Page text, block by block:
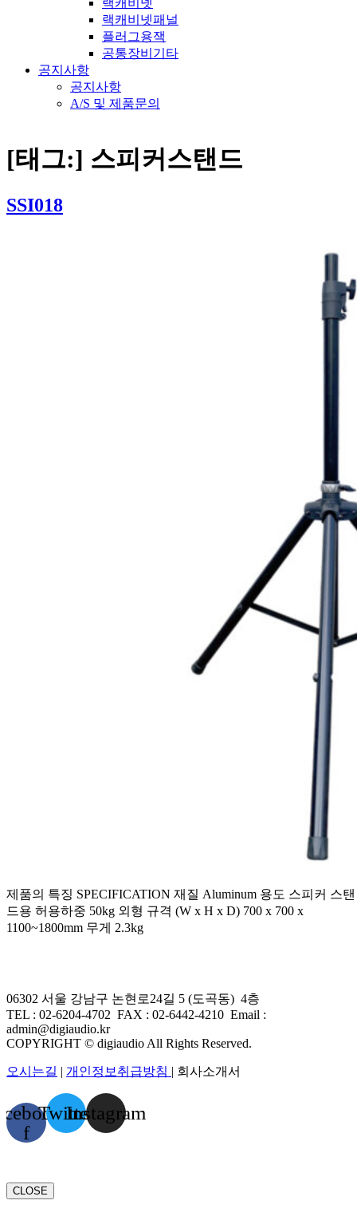
랙캐비넷
랙캐비넷패널
플러그용잭
공통장비기타
공지사항
공지사항
A/S 및 제품문의
[태그:] 스피커스탠드
SSI018
제품의 특징 SPECIFICATION 재질 Aluminum 용도 스피커 스탠
드용 허용하중 50kg 외형 규격 (W x H x D) 700 x 700 x
1100~1800mm 무게 2.3kg
06302 서울 강남구 논현로24길 5 (도곡동) 4층
TEL : 02-6204-4702 FAX : 02-6442-4210 Email :
admin@digiaudio.kr
COPYRIGHT © digiaudio All Rights Reserved.
오시는길 | 개인정보취급방침 | 회사소개서
f
TwitterInstagram
CLOSE